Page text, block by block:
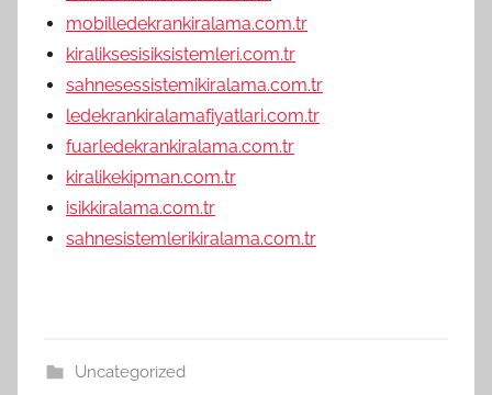
mobilledekrankiralama.com.tr
kiraliksesisiksistemleri.com.tr
sahnesessistemikiralama.com.tr
ledekrankiralamafiyatlari.com.tr
fuarledekrankiralama.com.tr
kiralikekipman.com.tr
isikkiralama.com.tr
sahnesistemlerikiralama.com.tr
Uncategorized